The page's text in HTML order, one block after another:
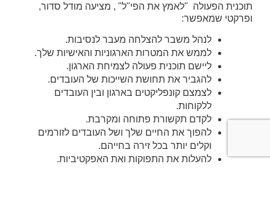
תוכנית הפעולה "לאמץ את הפי"ל" , מציעה מודל סדור,
ופרקטי שמאפשר:
לנהל משבר להצלחה מעבר לנסיבות.
לממש את המטרות הארגוניות והאישיות שלך.
ליישם תוכנית פעולה לצמיחת הארגון.
להגביר את תחושת השייכות של העובדים.
לצמצם קונפליקטים בארגון ובין העובדים
ללקוחות.
לקדם תקשורת פתוחה ומקרבת.
להפוך את החיים שלך ושל העובדים לזורמים
וקלים יותר בכל זירה בחייהם.
להעלות את התפוקות ואת האפקטיביות.